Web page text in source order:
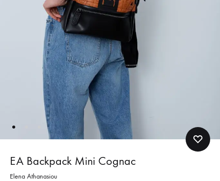
EA Backpack Mini Cognac
Elena Athanasiou